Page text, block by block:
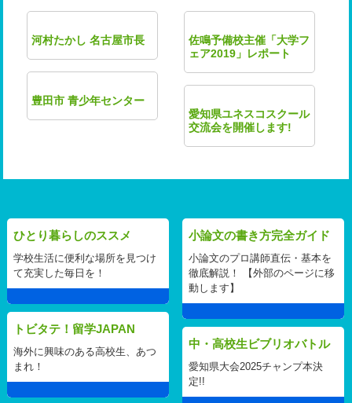
河村たかし 名古屋市長
佐鳴予備校主催「大学フ
ェア2019」レポート
豊田市 青少年センター
愛知県ユネスコスクール
交流会を開催します!
ひとり暮らしのススメ
学校生活に便利な場所を見つけ
て充実した毎日を！
小論文の書き方完全ガイド
小論文のプロ講師直伝・基本を
徹底解説！ 【外部のページに移
動します】
トビタテ！留学JAPAN
海外に興味のある高校生、あつ
まれ！
中・高校生ビブリオバトル
愛知県大会2025チャンプ本決
定!!